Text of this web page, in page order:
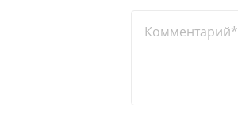
Комментарий*